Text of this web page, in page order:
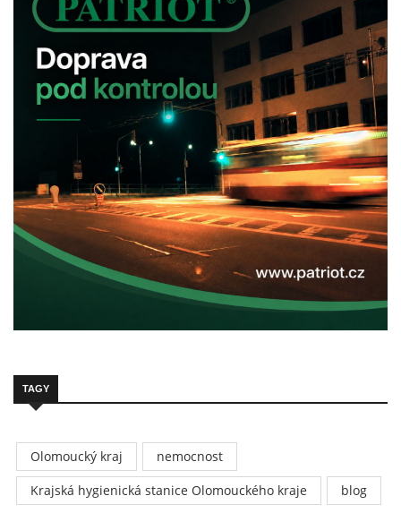
TAGY
Olomoucký kraj
nemocnost
Krajská hygienická stanice Olomouckého kraje
blog